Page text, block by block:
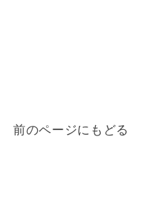
前のページにもどる